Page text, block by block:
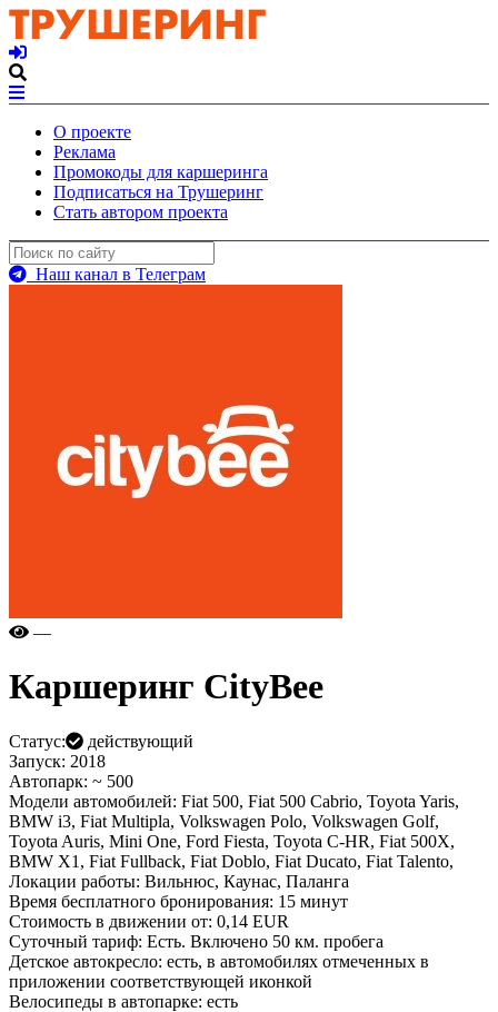
О проекте
Реклама
Промокоды для каршеринга
Подписаться на Трушеринг
Стать автором проекта
Наш канал в Телеграм
—
Каршеринг CityBee
Статус:
действующий
Запуск: 2018
Автопарк: ~ 500
Модели автомобилей: Fiat 500, Fiat 500 Cabrio, Toyota Yaris,
BMW i3, Fiat Multipla, Volkswagen Polo, Volkswagen Golf,
Toyota Auris, Mini One, Ford Fiesta, Toyota C-HR, Fiat 500X,
BMW X1, Fiat Fullback, Fiat Doblo, Fiat Ducato, Fiat Talento,
Локации работы: Вильнюс, Каунас, Паланга
Время бесплатного бронирования: 15 минут
Стоимость в движении от: 0,14 EUR
Суточный тариф: Есть. Включено 50 км. пробега
Детское автокресло: есть, в автомобилях отмеченных в
приложении соответствующей иконкой
Велосипеды в автопарке: есть